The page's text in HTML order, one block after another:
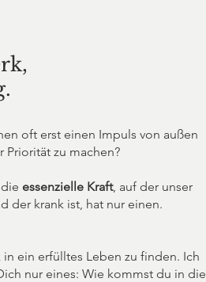
oft erst einen Impuls von außen
zu machen?
essenzielle Kraft, auf der unser
der krank ist, hat nur einen.
ein erfülltes Leben zu finden. Ich
nur eines: Wie kommst du in die